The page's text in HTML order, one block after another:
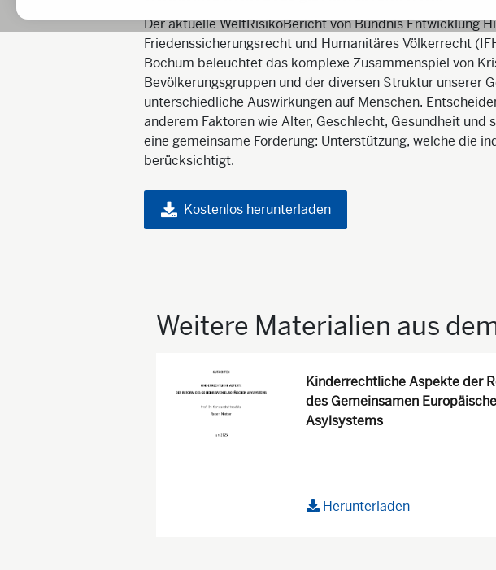
Der aktuelle WeltRisikoBericht von Bündnis Entwicklung
Friedenssicherungsrecht und Humanitäres Völkerrecht
Bochum beleuchtet das komplexe Zusammenspiel von
Bevölkerungsgruppen und der diversen Struktur unserer
unterschiedliche Auswirkungen auf Menschen.
anderem Faktoren wie Alter, Geschlecht, Gesundheit und
eine gemeinsame Forderung: Unterstützung, welche die
berücksichtigt.
Kostenlos herunterladen
Weitere Materialien aus
Kinderrechtliche Aspekte der
des Gemeinsamen
Asylsystems
Herunterladen